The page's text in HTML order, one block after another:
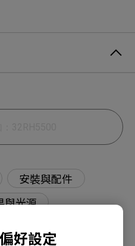
好設定
安裝與配件
與光源